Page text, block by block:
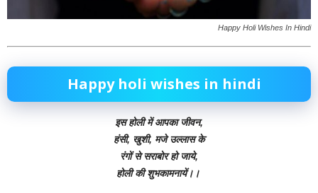
Happy Holi Wishes In Hindi
Happy holi wishes in hindi
इस होली में आपका जीवन,
हंसी, खुशी, मजे उल्लास के
रंगों से सराबोर हो जाये,
होली की शुभकामनायें।।